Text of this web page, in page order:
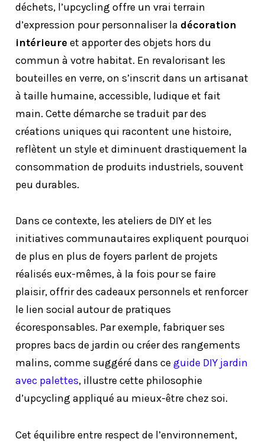
déchets, l’upcycling offre un vrai terrain
d’expression pour personnaliser la décoration
intérieure et apporter des objets hors du
commun à votre habitat. En revalorisant les
bouteilles en verre, on s’inscrit dans un artisanat
à taille humaine, accessible, ludique et fait
main. Cette démarche se traduit par des
créations uniques qui racontent une histoire,
reflètent un style et diminuent drastiquement la
consommation de produits industriels, souvent
peu durables.
Dans ce contexte, les ateliers de DIY et les
initiatives communautaires expliquent pourquoi
de plus en plus de foyers parlent de projets
réalisés eux-mêmes, à la fois pour se faire
plaisir, offrir des cadeaux personnels et renforcer
le lien social autour de pratiques
écoresponsables. Par exemple, fabriquer ses
propres bacs de jardin ou créer des rangements
malins, comme suggéré dans ce guide DIY jardin
avec palettes, illustre cette philosophie
d’upcycling appliqué au mieux-être chez soi.
Cet équilibre entre respect de l’environnement,